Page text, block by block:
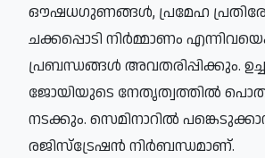
ഔഷധഗുണങ്ങള്‍, പ്രമേഹ
ചക്കപ്പൊടി നിര്‍മ്മാണം
പ്രബന്ധങ്ങള്‍ അവതരിപ്പിക്കും.
ജോയിയുടെ നേതൃത്വത്തില്‍
നടക്കും. സെമിനാറില്‍
രജിസ്‌ട്രേഷന്‍ നിര്‍ബന്ധമാണ്.